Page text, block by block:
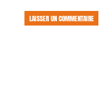
LAISSER UN COMMENTAIRE